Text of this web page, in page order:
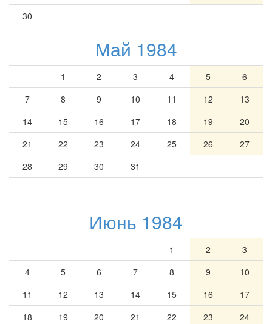
30
Май 1984
1 2 3 4 5
6
7
8 9 10 11 12
13
14
15 16 17 18 19
20
21
22 23 24 25 26
27
28
29 30 31
Июнь 1984
1 2
3
4
5 6 7 8 9
10
11
12 13 14 15 16
17
18
19 20 21 22 23 24